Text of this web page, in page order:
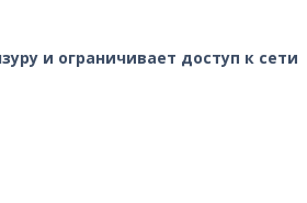
и ограничивает доступ к сети